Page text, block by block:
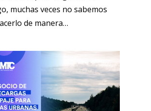
muchas veces no sabemos
de manera…